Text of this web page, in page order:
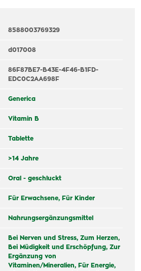
8588003769329
d017008
86F87BE7-B43E-4F46-B1FD-
EDC0C2AA698F
Generica
Vitamin B
Tablette
>14 Jahre
Oral - geschluckt
Für Erwachsene, Für Kinder
Nahrungsergänzungsmittel
Bei Nerven und Stress,Zum Herzen,
Bei Müdigkeit und Erschöpfung,Zur
Ergänzung von
Vitaminen/Mineralien, Für Energie,